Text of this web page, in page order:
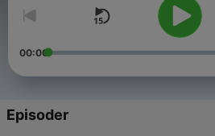
00:00
Episoder